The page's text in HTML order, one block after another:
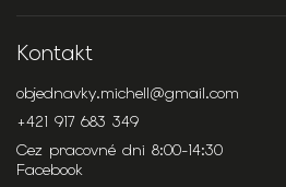
Kontakt
objednavky.michell@gmail.com
+421 917 683 349
Cez pracovné dni 8:00-14:30
Facebook